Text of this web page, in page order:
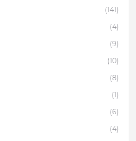
(141)
(4)
(9)
(10)
(8)
(1)
(6)
(4)